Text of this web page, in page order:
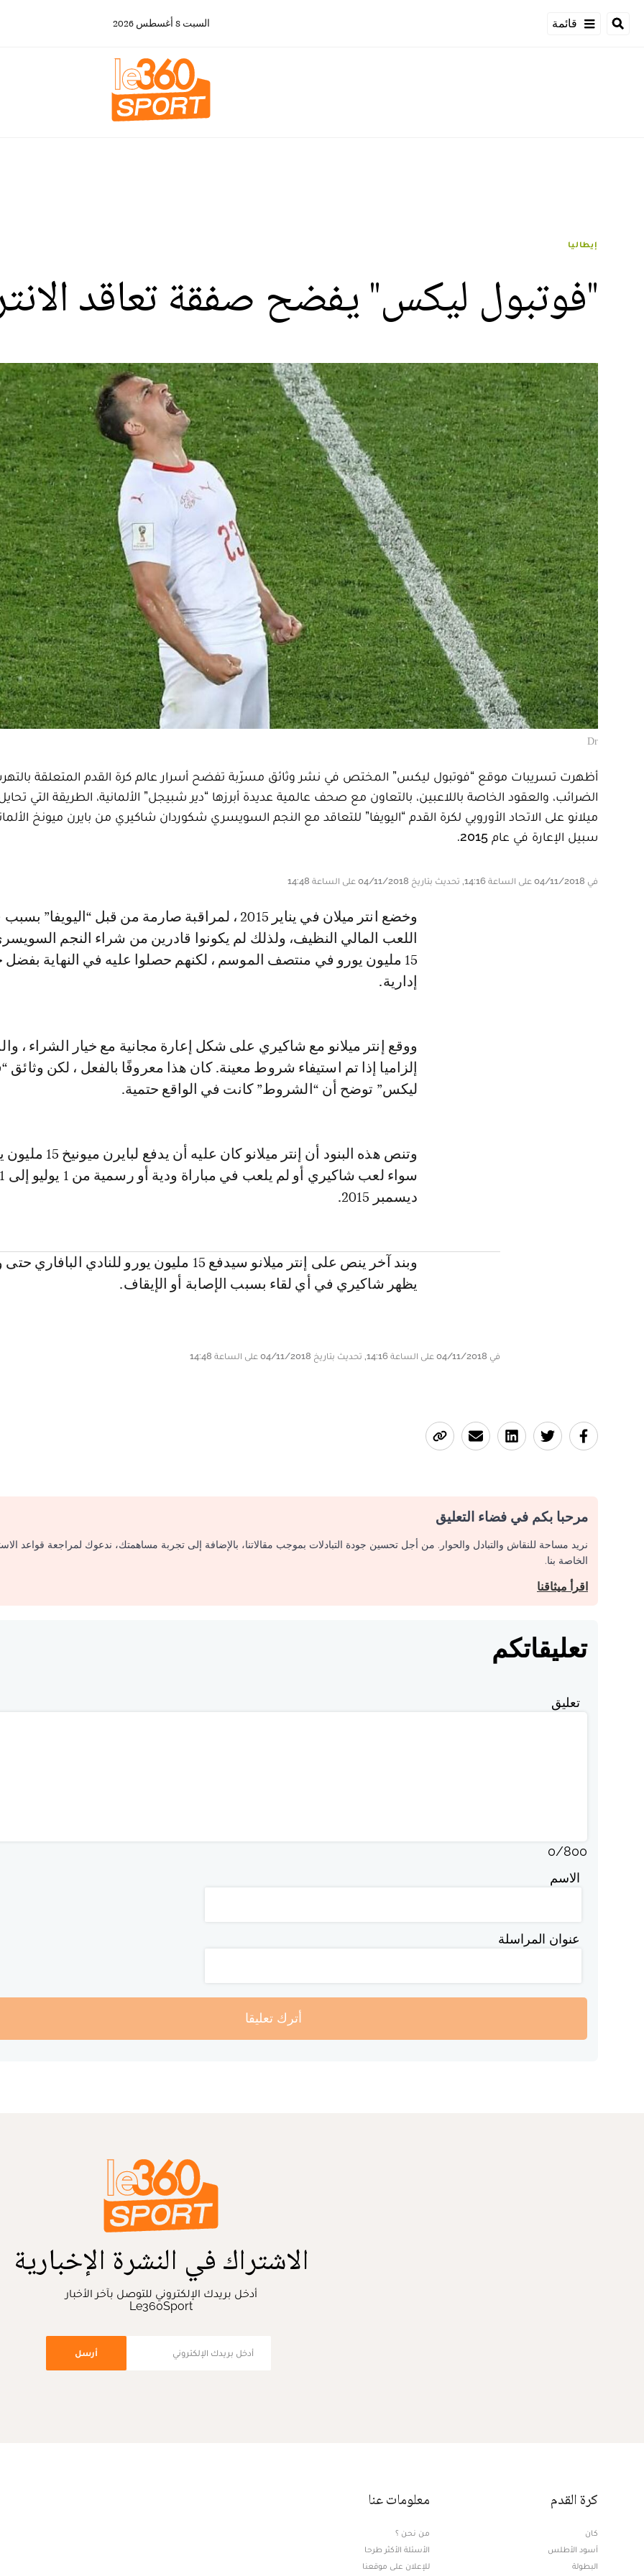
قائمة السبت 8 أغسطس 2026
إيطاليا
"فوتبول ليكس" يفضح صفقة تعاقد
Dr
أظهرت تسريبات موقع “فوتبول ليكس” المختص في نشر وثائق مسرّبة تفضح أسرار عالم كرة القدم المتعلقة
الضرائب، والعقود الخاصة باللاعبين، بالتعاون مع صحف عالمية عديدة أبرزها “دير شبيجل” الألمانية، الطريقة التي تحايل
ميلانو على الاتحاد الأوروبي لكرة القدم “اليويفا” للتعاقد مع النجم السويسري شكوردان شاكيري من بايرن ميونخ
سبيل الإعارة في عام 2015.
في 04/11/2018 على الساعة 14:16, تحديث بتاريخ 04/11/2018 على الساعة 14:48
وخضع انتر ميلان في يناير 2015 ، لمراقبة صارمة من قبل “اليويفا” بسبب قوانين
اللعب المالي النظيف، ولذلك لم يكونوا قادرين من شراء النجم
15 مليون يورو في منتصف الموسم ، لكنهم حصلوا عليه في النهاية
إدارية.
ووقع إنتر ميلانو مع شاكيري على شكل إعارة مجانية مع خيار الشراء ،
إلزاميا إذا تم استيفاء شروط معينة. كان هذا معروفًا بالفعل ، لكن وثائق
ليكس” توضح أن “الشروط” كانت في الواقع حتمية.
وتنص هذه البنود أن إنتر ميلانو كان عليه أن
سواء لعب
ديسمبر 2015.
وبند آخر ينص على إنتر ميلانو سيدفع 15 مليون يورو للنادي
يظهر شاكيري في أي لقاء بسبب الإصابة أو الإيقاف.
في 04/11/2018 على الساعة 14:16, تحديث بتاريخ 04/11/2018 على الساعة 14:48
مرحبا بكم في فضاء التعليق
نريد مساحة للنقاش والتبادل والحوار. من أجل تحسين جودة التبادلات بموجب مقالاتنا، بالإضافة إلى تجربة مساهمتك، ندعوك لمراجعة قواعد
الخاصة بنا.
اقرأ ميثاقنا
تعليقاتكم
تعليق
0/800
الاسم
عنوان المراسلة
أترك تعليقا
الاشتراك في النشرة الإخبارية
أدخل بريدك الإلكتروني للتوصل بآخر الأخبار
Le360Sport
أرسل
كرة القدم
كان
أسود الأطلس
البطولة
معلومات عنا
من نحن ؟
الأسئلة الأكثر طرحا
للإعلان على موقعنا